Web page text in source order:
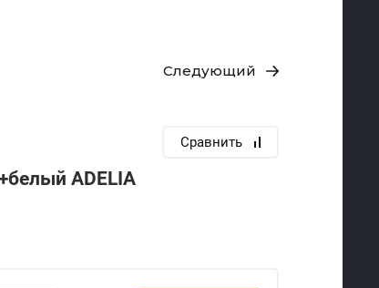
Следующий
Сравнить
ADELIA